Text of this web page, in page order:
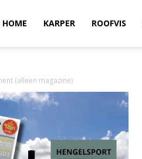
HOME KARPER ROOFVIS
(alleen magazine)